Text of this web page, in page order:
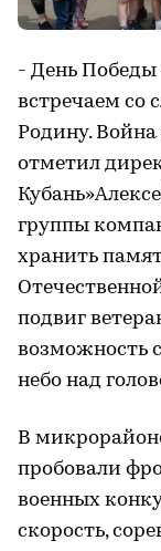
- День Победы
встречаем со
Родину.
отметил
группы
хранить
подвиг
возможность
небо над
В
пробовали
военных
скорость,